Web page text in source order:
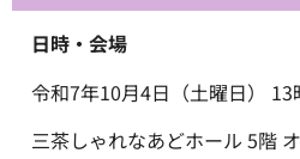
日時・会場
令和7年10月4日（土曜日） 13
三茶しゃれなあどホール 5階